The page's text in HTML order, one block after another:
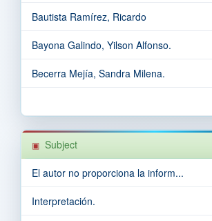
Bautista Ramírez, Ricardo
Bayona Galindo, Yilson Alfonso.
Becerra Mejía, Sandra Milena.
Subject
El autor no proporciona la inform...
Interpretación.